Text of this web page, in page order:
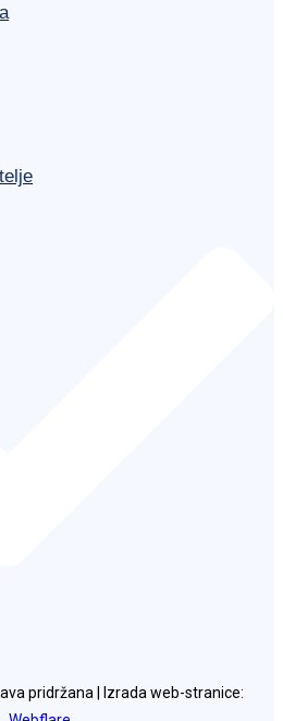
pridržana | Izrada web-stranice: